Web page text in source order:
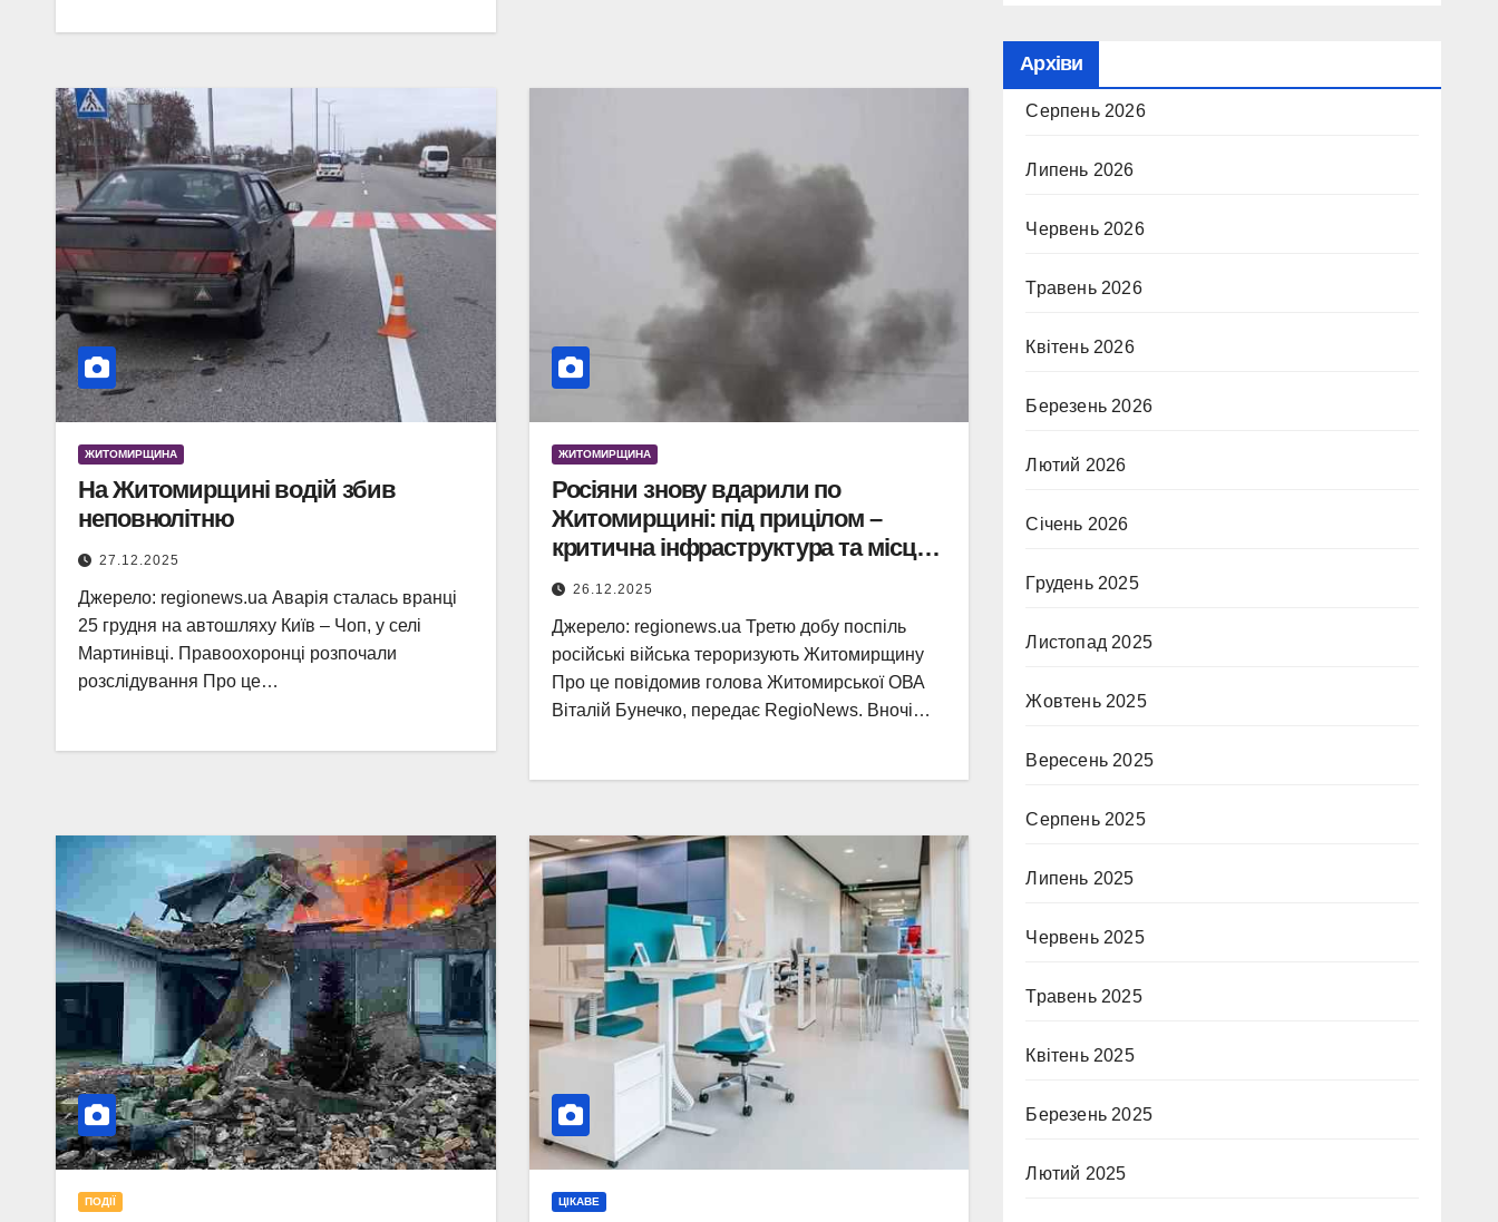
ЖИТОМИРЩИНА
На Житомирщині водій збив
неповнолітню
27.12.2025
Джерело: regionews.ua Аварія сталась вранці
25 грудня на автошляху Київ – Чоп, у селі
Мартинівці. Правоохоронці розпочали
розслідування Про це…
ЖИТОМИРЩИНА
Росіяни знову вдарили по
Житомирщині: під прицілом –
критична інфраструктура та місця
вчорашніх влучань
26.12.2025
Джерело: regionews.ua Третю добу поспіль
російські війська тероризують Житомирщину
Про це повідомив голова Житомирської ОВА
Віталій Бунечко, передає RegioNews. Вночі…
ПОДІЇ ЦІКАВЕ
Архіви
Серпень 2026
Липень 2026
Червень 2026
Травень 2026
Квітень 2026
Березень 2026
Лютий 2026
Січень 2026
Грудень 2025
Листопад 2025
Жовтень 2025
Вересень 2025
Серпень 2025
Липень 2025
Червень 2025
Травень 2025
Квітень 2025
Березень 2025
Лютий 2025